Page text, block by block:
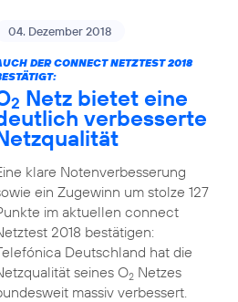
04. Dezember 2018
DER CONNECT NETZTEST 2018
2 Netz bietet eine
verbesserte
klare Notenverbesserung
ein Zugewinn um stolze 127
im aktuellen connect
2018 bestätigen:
Deutschland hat die
seines O2Netzes
massiv verbessert.